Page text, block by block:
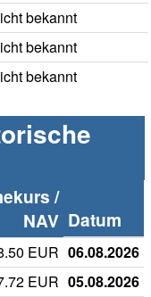
bekannt
bekannt
bekannt
/
NAV Datum
EUR 06.08.2026
EUR 05.08.2026